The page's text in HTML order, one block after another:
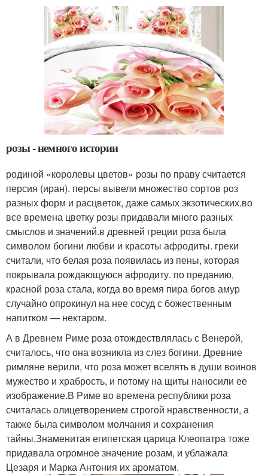
розы - немного истории
родиной «королевы цветов» розы по праву считается
персия (иран). персы вывели множество сортов роз
разных форм и расцветок, даже самых экзотических.во
все времена цветку розы придавали много разных
смыслов и значений.в древней греции роза была
символом богини любви и красоты афродиты. греки
считали, что белая роза появилась из пены, которая
покрывала рождающуюся афродиту. по преданию,
красной роза стала, когда во время пира богов амур
случайно опрокинул на нее сосуд с божественным
напитком — нектаром.
А в Древнем Риме роза отождествлялась с Венерой,
считалось, что она возникла из слез богини. Древние
римляне верили, что роза может вселять в души воинов
мужество и храбрость, и потому на щиты наносили ее
изображение.В Риме во времена республики роза
считалась олицетворением строгой нравственности, а
также была символом молчания и сохранения
тайны.Знаменитая египетская царица Клеопатра тоже
придавала огромное значение розам, и ублажала
Цезаря и Марка Антония их ароматом.